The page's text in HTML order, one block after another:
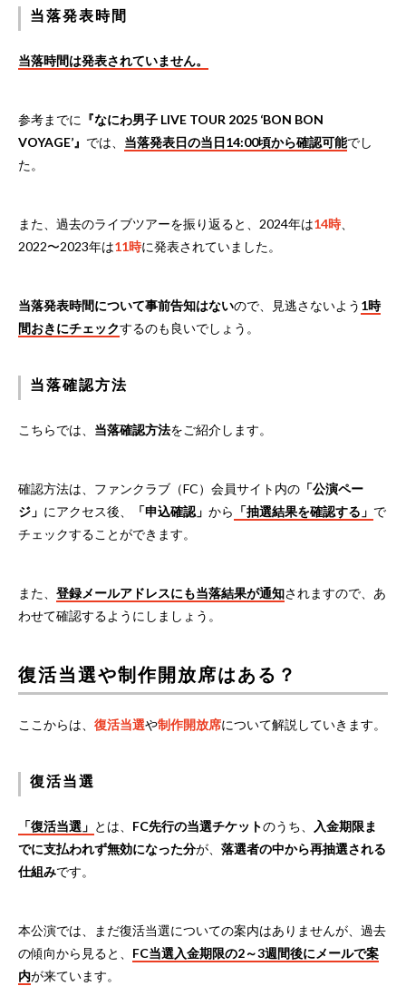
当落発表時間
当落時間は発表されていません。
参考までに 『なにわ男子 LIVE TOUR 2025 ‘BON BON
VOYAGE’』 では、 当落発表日の当日14:00頃から確認可能でし
た。
また、過去のライブツアーを振り返ると、2024年は14時、
2022〜2023年は11時に発表されていました。
当落発表時間について事前告知はないので、見逃さないよう 1時
間おきにチェックするのも良いでしょう。
当落確認方法
こちらでは、 当落確認方法をご紹介します。
確認方法は、ファンクラブ（FC）会員サイト内の 「公演ペー
ジ」 にアクセス後、 「申込確認」 から 「抽選結果を確認する」 で
チェックすることができます。
また、 登録メールアドレスにも当落結果が通知されますので、あ
わせて確認するようにしましょう。
復活当選や制作開放席はある？
ここからは、 復活当選や制作開放席について解説していきます。
復活当選
「復活当選」 とは、 FC先行の当選チケットのうち、
入金期限ま
でに支払われず無効になった分が、 落選者の中から再抽選される
仕組みです。
本公演では、まだ復活当選についての案内はありませんが、過去
の傾向から見ると、 FC当選入金期限の2～3週間後にメールで案
内が来ています。